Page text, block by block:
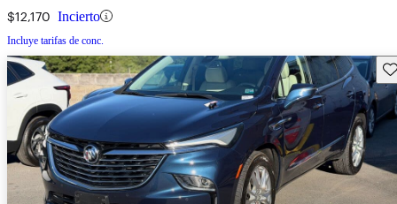
$12,170 Incierto
Incluye tarifas de conc.